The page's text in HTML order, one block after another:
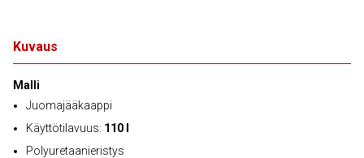
Kuvaus
Malli
Juomajääkaappi
Käyttötilavuus: 110 l
Polyuretaanieristys